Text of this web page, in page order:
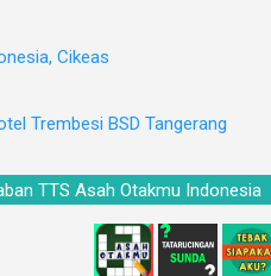
Cikeas
Trembesi BSD Tangerang
TTS Asah Otakmu